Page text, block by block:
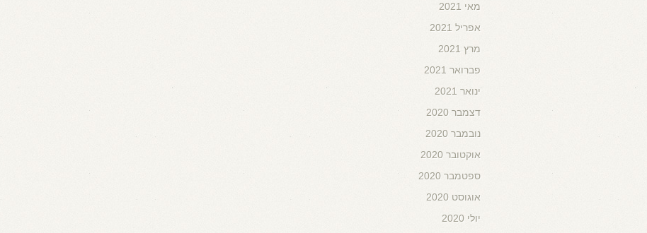
מאי 2021
אפריל 2021
מרץ 2021
פברואר 2021
ינואר 2021
דצמבר 2020
נובמבר 2020
אוקטובר 2020
ספטמבר 2020
אוגוסט 2020
יולי 2020